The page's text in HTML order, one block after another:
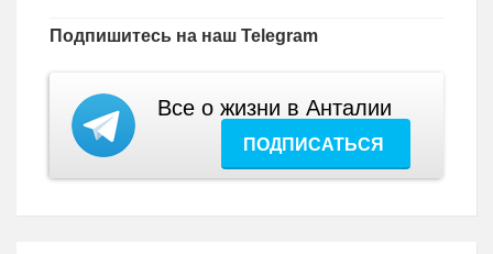
Подпишитесь на наш Telegram
Все о жизни в Анталии
ПОДПИСАТЬСЯ